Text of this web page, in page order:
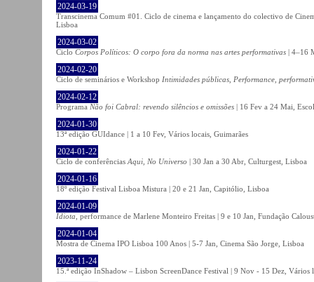
2024-03-19
Transcinema Comum #01. Ciclo de cinema e lançamento do colectivo de
Lisboa
2024-03-02
Ciclo Corpos Políticos: O corpo fora da norma nas artes performativas | 4–16
2024-02-20
Ciclo de seminários e Workshop Intimidades públicas, Performance,
2024-02-12
Programa Não foi Cabral: revendo silêncios e omissões | 16 Fev a 24 Mai,
2024-01-30
13ª edição GUIdance | 1 a 10 Fev, Vários locais, Guimarães
2024-01-22
Ciclo de conferências Aqui, No Universo | 30 Jan a 30 Abr, Culturgest, Lisboa
2024-01-16
18º edição Festival Lisboa Mistura | 20 e 21 Jan, Capitólio, Lisboa
2024-01-09
Idiota , performance de Marlene Monteiro Freitas | 9 e 10 Jan, Fundação
2024-01-04
Mostra de Cinema IPO Lisboa 100 Anos | 5-7 Jan, Cinema São Jorge, Lisboa
2023-11-24
15.ª edição InShadow – Lisbon ScreenDance Festival | 9 Nov - 15 Dez, Vários